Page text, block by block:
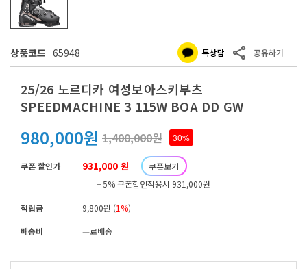
상품코드 65948
25/26 노르디카 여성보아스키부츠
SPEEDMACHINE 3 115W BOA DD GW
980,000원 1,400,000원 30%
쿠폰 할인가 931,000 원
쿠폰보기
└ 5% 쿠폰할인적용시 931,000원
적립금 9,800원 (1%)
배송비
무료배송